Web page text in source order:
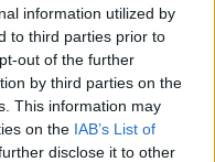
information utilized by
to third parties prior to
out of the further
by third parties on the
This information may
on the IAB’s List of
disclose it to other
części mowy